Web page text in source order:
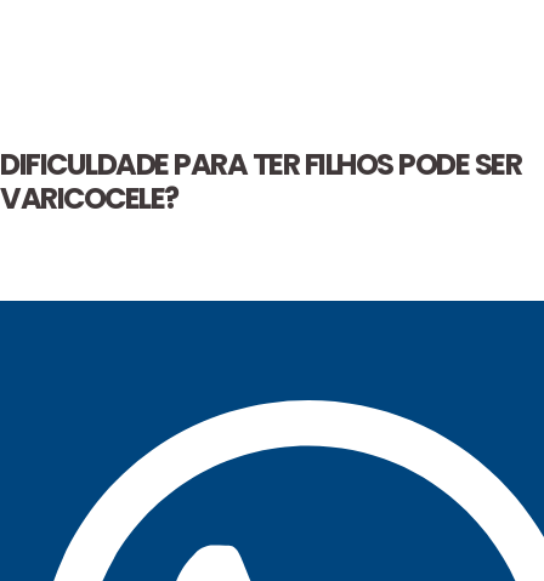
DIFICULDADE PARA TER FILHOS PODE SER
VARICOCELE?